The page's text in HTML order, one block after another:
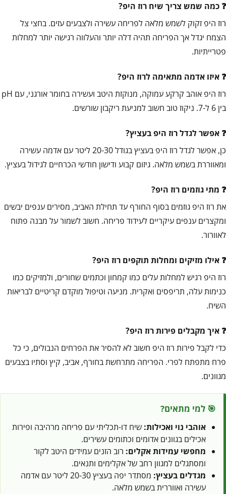
כמה שמש צריך שיח רוז היפ?
רוז היפ זקוק לשמש מלאה לפריחה עשירה ולצבעים עזים. בחצי צל
הצמח יגדל אך הפריחה תהיה דלה יותר והעלווה רגישה יותר למחלות
פטרייתיות.
איזו אדמה מתאימה לרוז היפ?
רוז היפ אוהב קרקע עמוקה, מנוקזת היטב ועשירה בחומר אורגני, עם pH
בין 6 ל-7. ניקוז טוב חשוב למניעת ריקבון שורשים.
אפשר לגדל רוז היפ בעציץ?
כן, אפשר לגדל רוז היפ בעציץ בגודל 20-30 ליטר עם אדמה עשירה
ומאווררת בשמש מלאה. גיזום קבוע ודישון חודשי הכרחיים לגידול בעציץ.
מתי גוזמים רוז היפ?
את רוז היפ גוזמים בסוף החורף עד תחילת האביב, מסירים ענפים יבשים
ומקצרים ענפים עיקריים לעידוד פריחה. חשוב לשמור על מבנה פתוח
לאוורור.
אילו מזיקים ומחלות תוקפים רוז היפ?
רוז היפ רגיש למחלות עלים כמו קמחון וכתמים שחורים, ולמזיקים כמו
כנימות עלה, תריפסים ואקרית. מניעה וטיפול מוקדם קריטיים לבריאות
השיח.
איך מקבלים פירות רוז היפ?
כדי לקבל פירות רוז היפ חשוב לא להסיר את הפרחים הנבולים, כי כל
פרח מתפתח לפרי. הפריחה מתרחשת בחורף, אביב, קיץ וסתיו בצבעים
מגוונים.
🎯 למי מתאים?
אוהבי נוי ואכילות: שיח דו-תכליתי עם פריחה מרהיבה ופירות
אכילים בגוונים אדומים וכתומים עשירים.
מחפשי עמידות אקלים: רוב הזנים עמידים היטב לקור
ומסתגלים למגוון רחב של אקלימים ותנאים.
מגדלים בעציץ:
מסתדר יפה בעציץ 20-30 ליטר עם אדמה
עשירה ואווררית בשמש מלאה.